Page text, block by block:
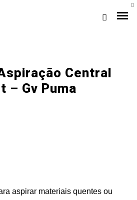
Central
– Gv Puma
aspirar materiais quentes ou